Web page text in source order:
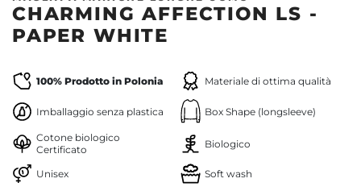
CHARMING AFFECTION LS -
PAPER WHITE
100% Prodotto in Polonia Materiale di ottima qualità
Imballaggio senza plastica Box Shape (longsleeve)
Cotone biologico
Certificato
Biologico
Unisex Soft wash